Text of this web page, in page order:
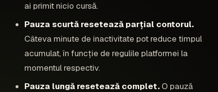
ai primit nicio cursă.
Pauza scurtă resetează parțial contorul.
Câteva minute de inactivitate pot reduce timpul
acumulat, în funcție de regulile platformei la
momentul respectiv.
Pauza lungă resetează complet. O pauză